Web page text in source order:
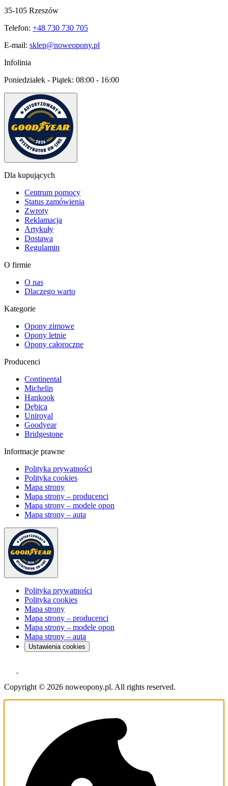
35-105 Rzeszów
Telefon: +48 730 730 705
E-mail: sklep@noweopony.pl
Infolinia
Poniedziałek - Piątek: 08:00 - 16:00
Dla kupujących
Centrum pomocy
Status zamówienia
Zwroty
Reklamacja
Artykuły
Dostawa
Regulamin
O firmie
O nas
Dlaczego warto
Kategorie
Opony zimowe
Opony letnie
Opony całoroczne
Producenci
Continental
Michelin
Hankook
Dębica
Uniroyal
Goodyear
Bridgestone
Informacje prawne
Polityka prywatności
Polityka cookies
Mapa strony
Mapa strony – producenci
Mapa strony – modele opon
Mapa strony – auta
Polityka prywatności
Polityka cookies
Mapa strony
Mapa strony – producenci
Mapa strony – modele opon
Mapa strony – auta
Ustawienia cookies
Copyright © 2026 noweopony.pl. All rights reserved.